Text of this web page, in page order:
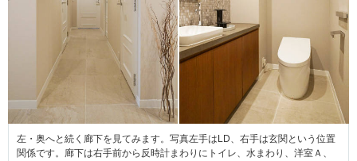
左・奥へと続く廊下を見てみます。写真左手はLD、右手は玄関という位置
関係です。廊下は右手前から反時計まわりにトイレ、水まわり、洋室Ａ、